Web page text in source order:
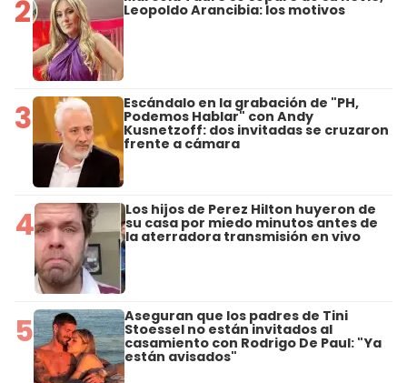
2 Leopoldo Arancibia: los motivos
3 Escándalo en la grabación de "PH,
Podemos Hablar" con Andy
Kusnetzoff: dos invitadas se cruzaron
frente a cámara
4 Los hijos de Perez Hilton huyeron de
su casa por miedo minutos antes de
la aterradora transmisión en vivo
5 Aseguran que los padres de Tini
Stoessel no están invitados al
casamiento con Rodrigo De Paul: "Ya
están avisados"